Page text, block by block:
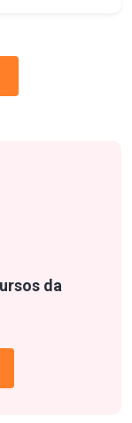
da